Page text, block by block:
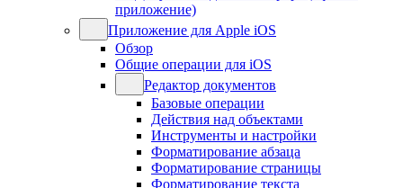
приложение)
Приложение для Apple iOS
Обзор
Общие операции для iOS
Редактор документов
Базовые операции
Действия над объектами
Инструменты и настройки
Форматирование абзаца
Форматирование страницы
Форматирование текста